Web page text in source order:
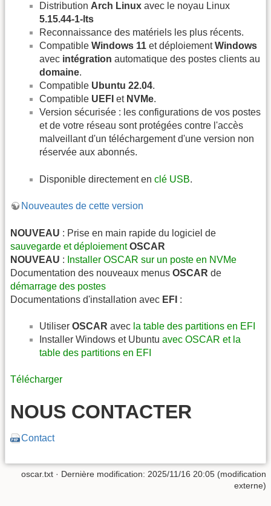
Distribution Arch Linux avec le noyau Linux
5.15.44-1-lts
Reconnaissance des matériels les plus récents.
Compatible Windows 11 et déploiementWindows
avec intégration automatique des postes clients au
domaine.
Compatible Ubuntu 22.04.
Compatible UEFI et NVMe.
Version sécurisée : les configurations de vos postes
et de votre réseau sont protégées contre l'accès
malveillant d'un téléchargement d'une version non
réservée aux abonnés.
Disponible directement en clé USB.
Nouveautes de cette version
NOUVEAU : Prise en main rapide du logiciel de
sauvegarde et déploiement OSCAR
NOUVEAU : Installer OSCAR sur un poste en NVMe
Documentation des nouveaux menus OSCAR de
démarrage des postes
Documentations d'installation avec EFI :
Utiliser OSCAR avec la table des partitions en EFI
Installer Windows et Ubuntu avec OSCAR et la
table des partitions en EFI
Télécharger
NOUS CONTACTER
Contact
oscar.txt · Dernière modification: 2025/11/16 20:05 (modification
externe)